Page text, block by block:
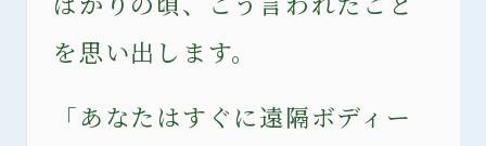
を思い出します。
「あなたはすぐに遠隔ボディー